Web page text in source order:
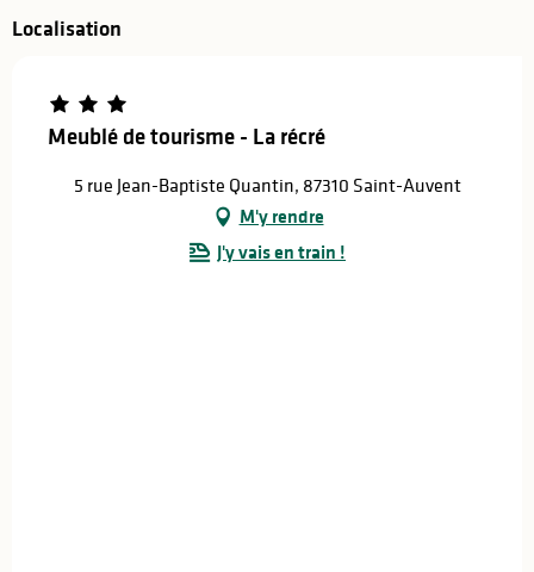
Localisation
Meublé de tourisme - La récré
5 rue Jean-Baptiste Quantin, 87310 Saint-Auvent
M'y rendre
J'y vais en train !